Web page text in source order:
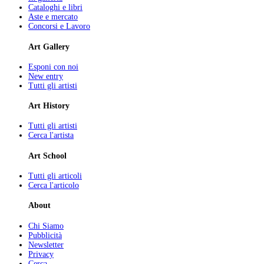
Cataloghi e libri
Aste e mercato
Concorsi e Lavoro
Art Gallery
Esponi con noi
New entry
Tutti gli artisti
Art History
Tutti gli artisti
Cerca l'artista
Art School
Tutti gli articoli
Cerca l'articolo
About
Chi Siamo
Pubblicità
Newsletter
Privacy